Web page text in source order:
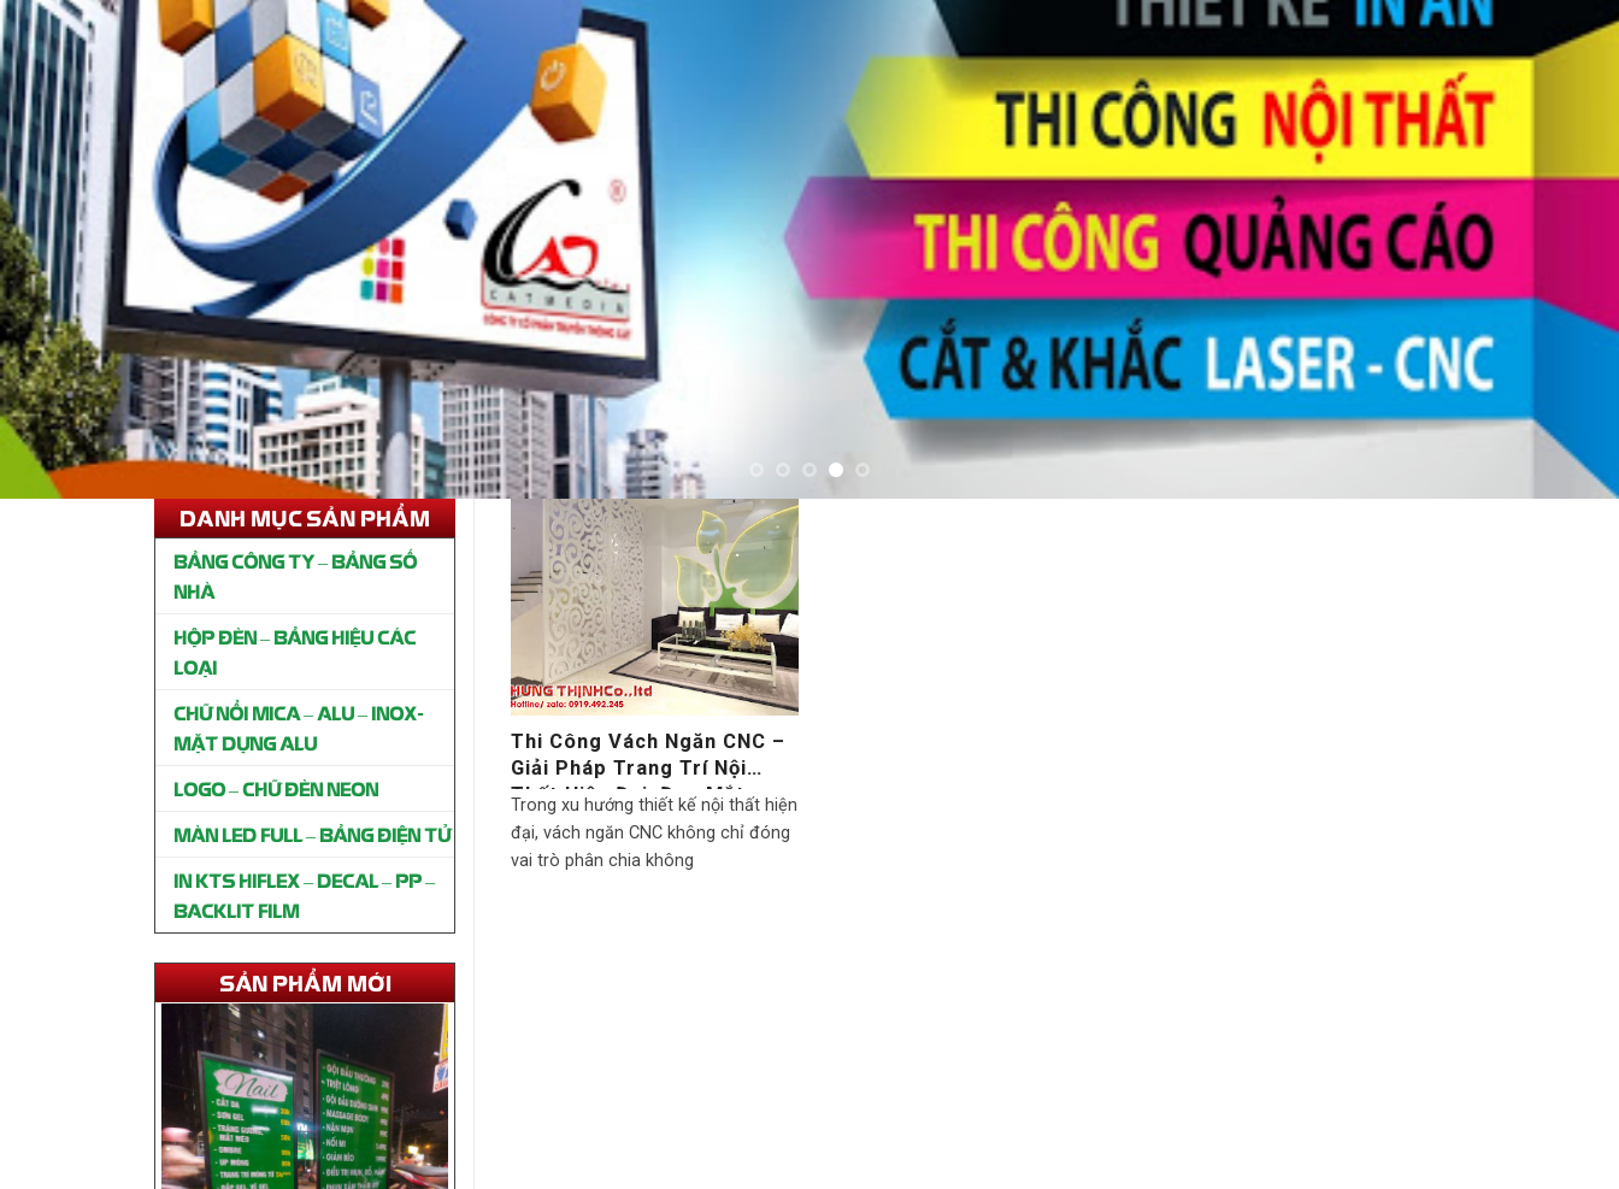
DANH MỤC SẢN PHẨM
BẢNG CÔNG TY – BẢNG SỐ
NHÀ
HỘP ĐÈN – BẢNG HIỆU CÁC
LOẠI
CHỮ NỔI MICA – ALU – INOX-
MẶT DỰNG ALU
LOGO – CHỮ ĐÈN NEON
MÀN LED FULL – BẢNG ĐIỆN TỬ
IN KTS HIFLEX – DECAL – PP –
BACKLIT FILM
SẢN PHẨM MỚI
Trượng Gò Vấp
Liên hệ
Thi Công Vách Ngăn CNC –
Giải Pháp Trang Trí Nội
Thất Hiện Đại, Đẹp Mắt
Trong xu hướng thiết kế nội thất hiện
đại, vách ngăn CNC không chỉ đóng
vai trò phân chia không